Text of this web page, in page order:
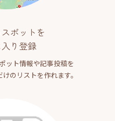
ポットを
り登録
ット情報や記事投稿を
のリストを作れます。